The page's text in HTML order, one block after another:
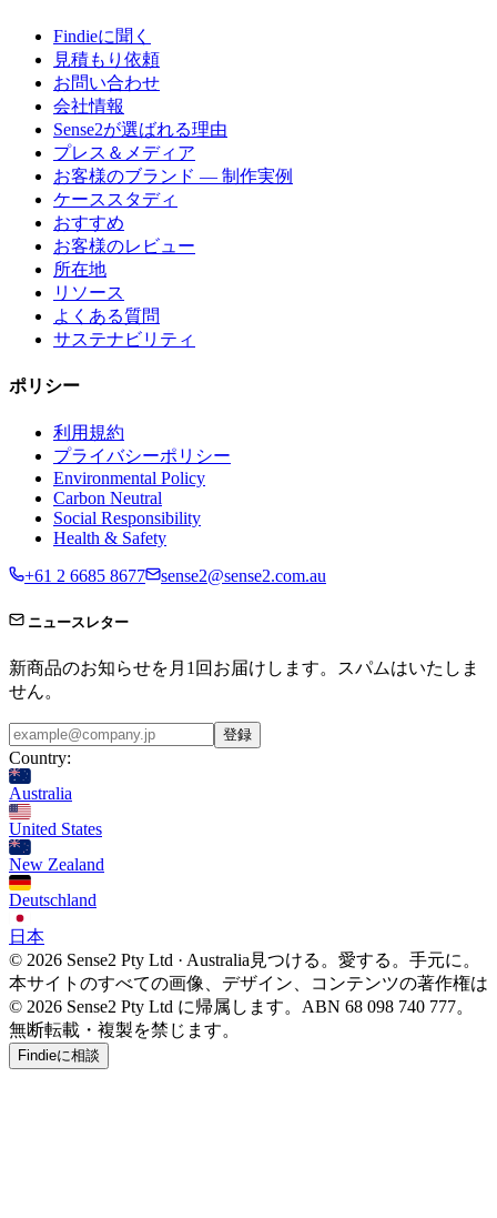
Findieに聞く
見積もり依頼
お問い合わせ
会社情報
Sense2が選ばれる理由
プレス＆メディア
お客様のブランド — 制作実例
ケーススタディ
おすすめ
お客様のレビュー
所在地
リソース
よくある質問
サステナビリティ
ポリシー
利用規約
プライバシーポリシー
Environmental Policy
Carbon Neutral
Social Responsibility
Health & Safety
+61 2 6685 8677
sense2@sense2.com.au
ニュースレター
新商品のお知らせを月1回お届けします。スパムはいたしま
せん。
登録
Country:
Australia
United States
New Zealand
Deutschland
日本
© 2026 Sense2 Pty Ltd · Australia 見つける。愛する。手元に。
本サイトのすべての画像、デザイン、コンテンツの著作権は
© 2026 Sense2 Pty Ltd に帰属します。ABN 68 098 740 777。
無断転載・複製を禁じます。
Findieに相談